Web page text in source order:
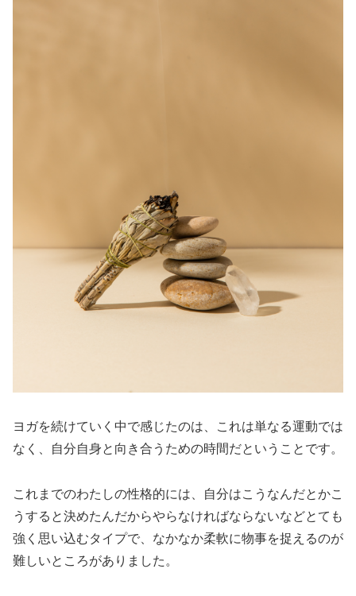
ヨガを続けていく中で感じたのは、これは単なる運動では
なく、自分自身と向き合うための時間だということです。
これまでのわたしの性格的には、自分はこうなんだとかこ
うすると決めたんだからやらなければならないなどとても
強く思い込むタイプで、なかなか柔軟に物事を捉えるのが
難しいところがありました。